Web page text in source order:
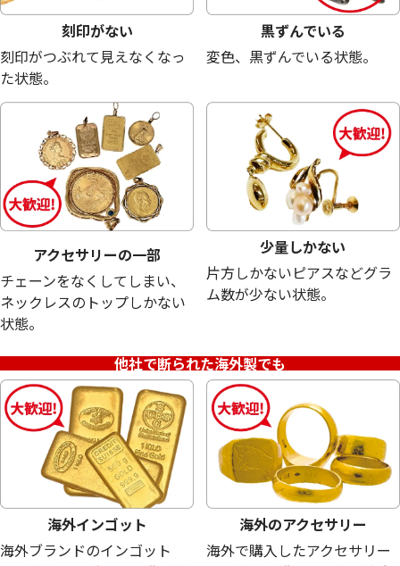
18金 (K18) メガネ
20.0g
参考買取価格
24金 (K24) ネック
13.5g
刻印がない
刻印がつぶれて見えなくなっ
た状態。
黒ずんでいる
変色、黒ずんでいる状態。
アクセサリーの一部
チェーンをなくしてしまい、
ネックレスのトップしかない
状態。
少量しかない
片方しかないピアスなどグラ
ム数が少ない状態。
他社で断られた海外製でも
海外インゴット
海外ブランドのインゴット
海外のアクセサリー
海外で購入したアクセサリー